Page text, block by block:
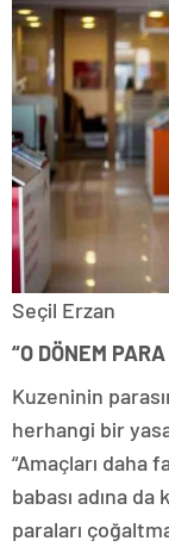
Seçil Erzan
“O DÖNEM
Kuzeninin
herhangi bir
“Amaçları daha
babası adına
paraları